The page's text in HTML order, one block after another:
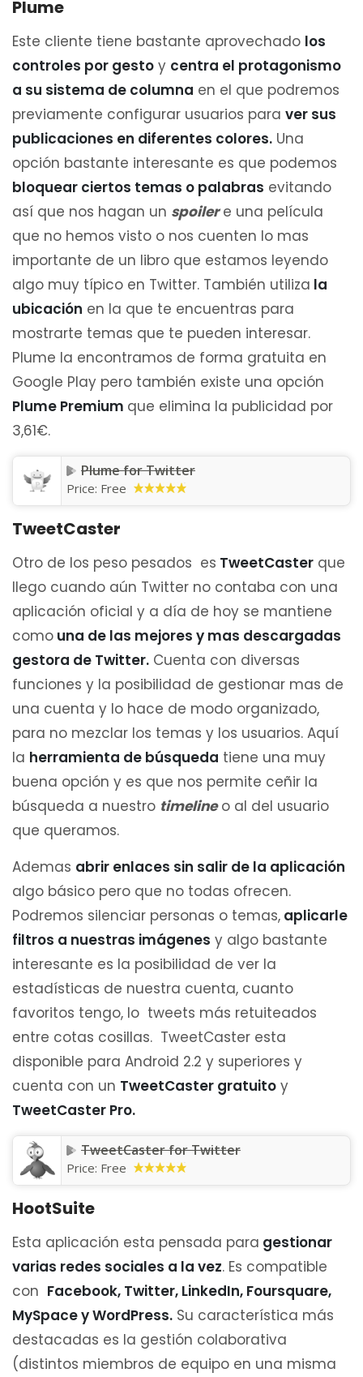
Plume
Este cliente tiene bastante aprovechado los
controles por gesto y centra el protagonismo
a su sistema de columna en el que podremos
previamente configurar usuarios para ver sus
publicaciones en diferentes colores. Una
opción bastante interesante es que podemos
bloquear ciertos temas o palabras evitando
así que nos hagan un spoilere una película
que no hemos visto o nos cuenten lo mas
importante de un libro que estamos leyendo
algo muy típico en Twitter. También utiliza la
ubicación en la que te encuentras para
mostrarte temas que te pueden interesar.
Plume la encontramos de forma gratuita en
Google Play pero también existe una opción
Plume Premium que elimina la publicidad por
3,61€.
Plume for Twitter
Price: Free
TweetCaster
Otro de los peso pesados es TweetCaster que
llego cuando aún Twitter no contaba con una
aplicación oficial y a día de hoy se mantiene
como una de las mejores y mas descargadas
gestora de Twitter. Cuenta con diversas
funciones y la posibilidad de gestionar mas de
una cuenta y lo hace de modo organizado,
para no mezclar los temas y los usuarios. Aquí
la herramienta de búsqueda tiene una muy
buena opción y es que nos permite ceñir la
búsqueda a nuestro timelineo al del usuario
que queramos.
Ademas abrir enlaces sin salir de la aplicación
algo básico pero que no todas ofrecen.
Podremos silenciar personas o temas, aplicarle
filtros a nuestras imágenes y algo bastante
interesante es la posibilidad de ver la
estadísticas de nuestra cuenta, cuanto
favoritos tengo, lo tweets más retuiteados
entre cotas cosillas. TweetCaster esta
disponible para Android 2.2 y superiores y
cuenta con un TweetCaster gratuito y
TweetCaster Pro.
TweetCaster for Twitter
Price: Free
HootSuite
Esta aplicación esta pensada para gestionar
varias redes sociales a la vez. Es compatible
con Facebook, Twitter, LinkedIn, Foursquare,
MySpace y WordPress. Su característica más
destacadas es la gestión colaborativa
(distintos miembros de equipo en una misma